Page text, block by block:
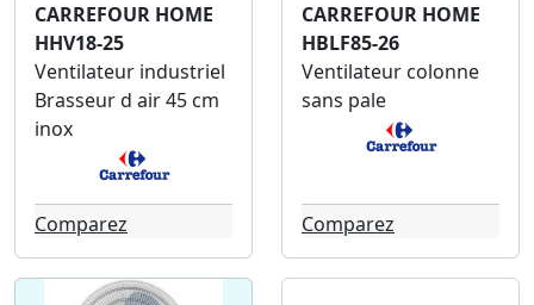
CARREFOUR HOME
HHV18-25
Ventilateur industriel
Brasseur d air 45 cm
inox
Comparez
CARREFOUR HOME
HBLF85-26
Ventilateur colonne
sans pale
Comparez